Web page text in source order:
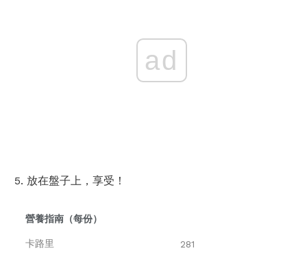
ad
放在盤子上，享受！
營養指南（每份）
卡路里 281